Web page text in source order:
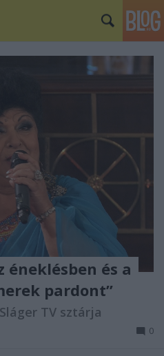
éneklésben és a
pardont”
TV sztárja
0